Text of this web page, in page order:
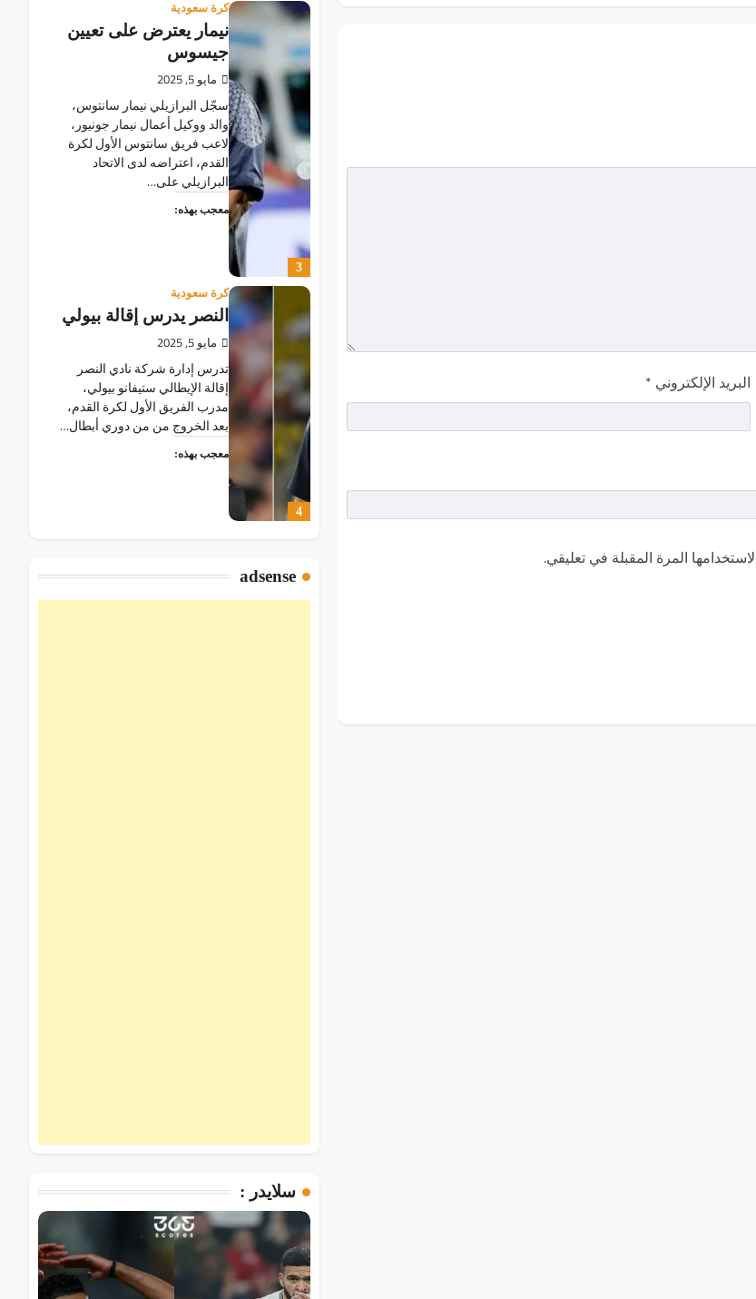
البريد الإلكتروني *
المرة المقبلة في تعليقي.
3
كرة سعودية
نيمار يعترض على تعيين
جيسوس
مايو 5, 2025
سجّل البرازيلي نيمار سانتوس،
والد ووكيل أعمال نيمار جونيور،
لاعب فريق سانتوس الأول لكرة
القدم، اعتراضه لدى الاتحاد
البرازيلي على…
معجب بهذه:
4
كرة سعودية
النصر يدرس إقالة بيولي
مايو 5, 2025
تدرس إدارة شركة نادي النصر
إقالة الإيطالي ستيفانو بيولي،
مدرب الفريق الأول لكرة القدم،
بعد الخروج من من دوري أبطال…
معجب بهذه:
adsense
سلايدر :